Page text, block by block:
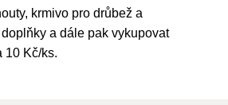
krmivo pro drůbež a
a dále pak vykupovat
10 Kč/ks.